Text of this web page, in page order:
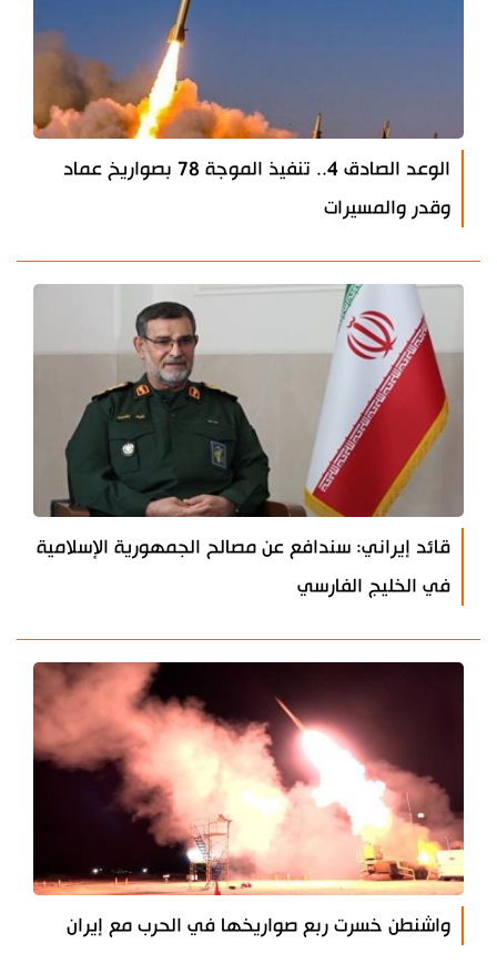
الوعد الصادق 4.. تنفيذ الموجة 78 بصواريخ عماد
وقدر والمسيرات
قائد إيراني: سندافع عن مصالح الجمهورية الإسلامية
في الخليج الفارسي
واشنطن خسرت ربع صواريخها في الحرب مع إيران